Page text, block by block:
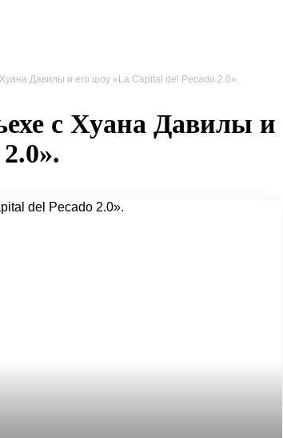
Давилы и его шоу «La Capital del Pecado 2.0».
с Хуана Давилы и